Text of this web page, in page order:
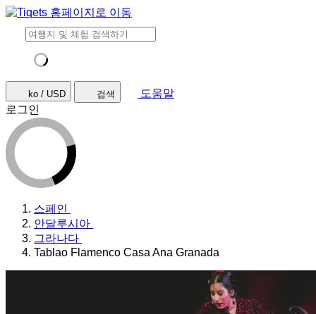
ko / USD 검색
도움말
로그인
스페인
안달루시아
그라나다
Tablao Flamenco Casa Ana Granada